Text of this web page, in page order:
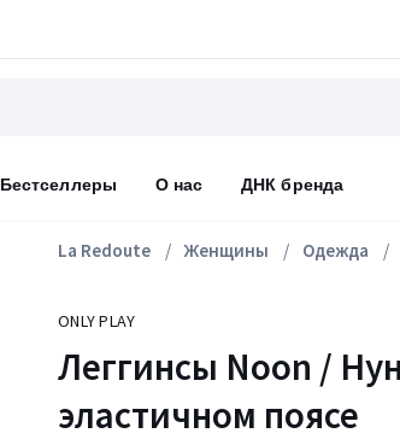
Бестселлеры О нас ДНК бренда
La Redoute Женщины Одежда
ONLY PLAY
Леггинсы Noon /
эластичном поясе